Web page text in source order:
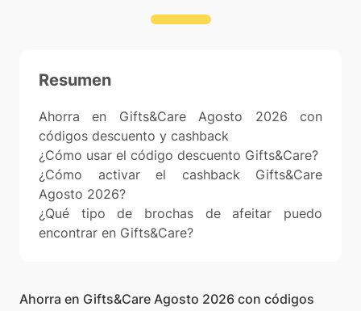
Resumen
Ahorra en Gifts&Care Agosto 2026 con
códigos descuento y cashback
¿Cómo usar el código descuento Gifts&Care?
¿Cómo activar el cashback Gifts&Care
Agosto 2026?
¿Qué tipo de brochas de afeitar puedo
encontrar en Gifts&Care?
Ahorra en Gifts&Care Agosto 2026 con códigos